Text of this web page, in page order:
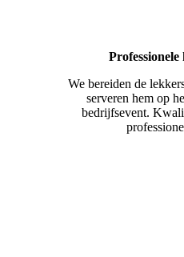
We bereiden de
serveren hem op
bedrijfsevent.